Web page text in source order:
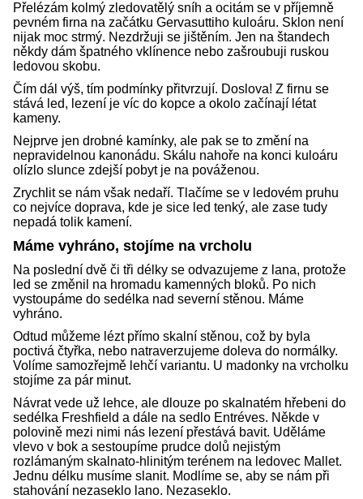
Přelézám kolmý zledovatělý sníh a ocitám se v příjemně
pevném firna na začátku Gervasuttiho kuloáru. Sklon není
nijak moc strmý. Nezdržuji se jištěním. Jen na štandech
někdy dám špatného vklínence nebo zašroubuji ruskou
ledovou skobu.
Čím dál výš, tím podmínky přitvrzují. Doslova! Z firnu se
stává led, lezení je víc do kopce a okolo začínají létat
kameny.
Nejprve jen drobné kamínky, ale pak se to změní na
nepravidelnou kanonádu. Skálu nahoře na konci kuloáru
olízlo slunce zdejší pobyt je na pováženou.
Zrychlit se nám však nedaří. Tlačíme se v ledovém pruhu
co nejvíce doprava, kde je sice led tenký, ale zase tudy
nepadá tolik kamení.
Máme vyhráno, stojíme na vrcholu
Na poslední dvě či tři délky se odvazujeme z lana, protože
led se změnil na hromadu kamenných bloků. Po nich
vystoupáme do sedélka nad severní stěnou. Máme
vyhráno.
Odtud můžeme lézt přímo skalní stěnou, což by byla
poctivá čtyřka, nebo natraverzujeme doleva do normálky.
Volíme samozřejmě lehčí variantu. U madonky na vrcholku
stojíme za pár minut.
Návrat vede už lehce, ale dlouze po skalnatém hřebeni do
sedélka Freshfield a dále na sedlo Entréves. Někde v
polovině mezi nimi nás lezení přestává bavit. Uděláme
vlevo v bok a sestoupíme prudce dolů nejistým
rozlámaným skalnato-hlinitým terénem na ledovec Mallet.
Jednu délku musíme slanit. Modlíme se, aby se nám při
stahování nezaseklo lano. Nezaseklo.